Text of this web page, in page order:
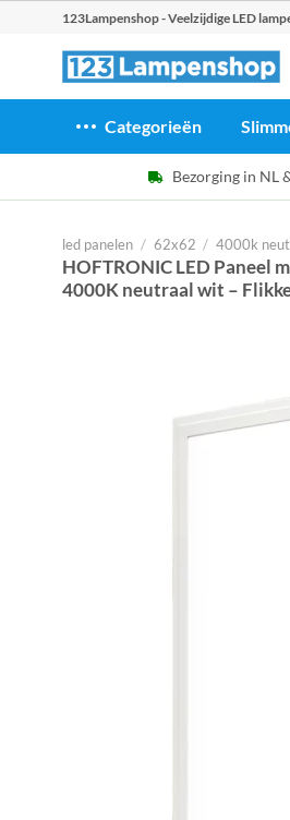
123Lampenshop - Veelzijdige LED
Categorieën
Bezorging in NL
led panelen / 62x62 / 4000k
HOFTRONIC LED Paneel
4000K neutraal wit –